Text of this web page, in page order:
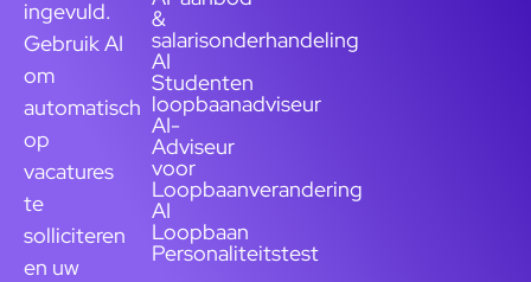
ingevuld.
Gebruik AI
om
automatisch
op
vacatures
te
solliciteren
en uw
&
salarisonderhandeling
AI
Studenten
loopbaanadviseur
AI-
Adviseur
voor
Loopbaanverandering
AI
Loopbaan
Personaliteitstest